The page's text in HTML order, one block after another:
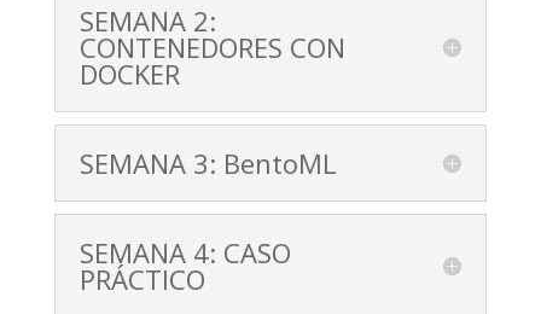
SEMANA 2:
CONTENEDORES CON
DOCKER
SEMANA 3: BentoML
SEMANA 4: CASO
PRÁCTICO